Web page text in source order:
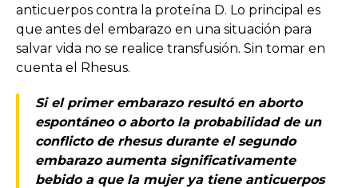
anticuerpos contra la proteína D. Lo principal es
que antes del embarazo en una situación para
salvar vida no se realice transfusión. Sin tomar en
cuenta el Rhesus.
Si el primer embarazo resultó en aborto
espontáneo o aborto la probabilidad de un
conflicto de rhesus durante el segundo
embarazo aumenta significativamente
bebido a que la mujer ya tiene anticuerpos